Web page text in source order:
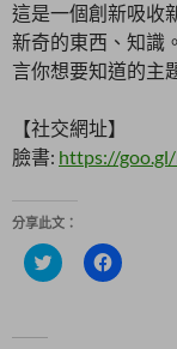
這是一個創新吸收
新奇的東西、知識
言你想要知道的主
【社交網址】
臉書: https://
分享此文：
分
享
按
一